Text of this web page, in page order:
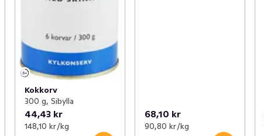
Kokkorv
300 g, Sibylla
44,43 kr
148,10 kr /kg
68,10 kr
90,80 kr /kg